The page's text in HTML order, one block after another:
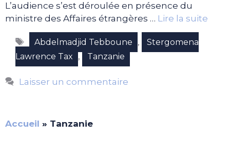
L’audience s’est déroulée en présence du
ministre des Affaires étrangères … Lire la suite
Étiquettes
Abdelmadjid Tebboune ,
Stergomena
Lawrence Tax
, Tanzanie
Laisser un commentaire
Accueil » Tanzanie